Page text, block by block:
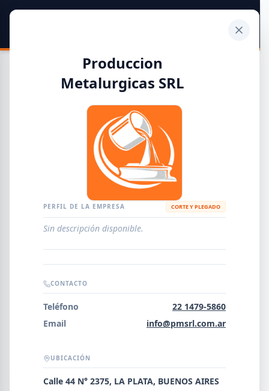
Guía de Empresas Metalúrgicas y Siderúrgicas
METALÚRGICAS
EMPRESAS AGREGAR EMPRESA 0RESULTADOS
NOMBRE
Produccion
Metalurgicas SRL
PERFIL DE LA EMPRESA CORTE Y PLEGADO
Sin descripción disponible.
CONTACTO
Teléfono
22 1479-5860
Email
info@pmsrl.com.ar
UBICACIÓN
Calle 44 N° 2375, LA PLATA, BUENOS AIRES